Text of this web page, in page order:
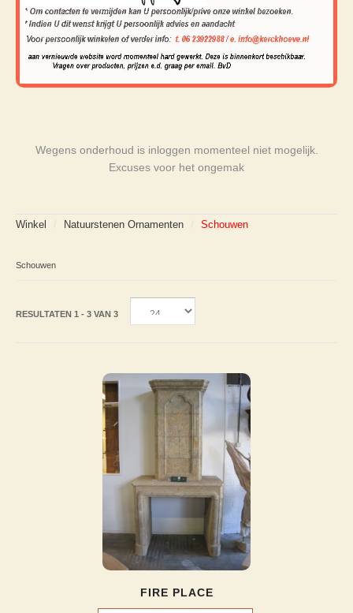
Wegens onderhoud is inloggen momenteel niet mogelijk.
Excuses voor het ongemak
Winkel Natuurstenen Ornamenten Schouwen
Schouwen
RESULTATEN 1 - 3 VAN 3
FIRE PLACE